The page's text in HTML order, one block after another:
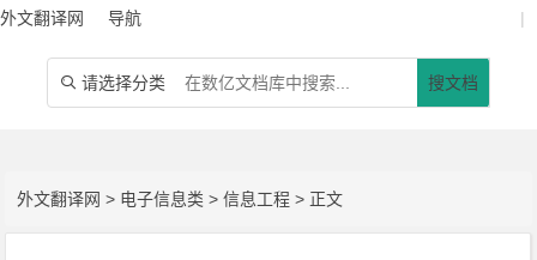
外文翻译网 导航 |
 请选择分类 搜文档
外文翻译网 > 电子信息类 >信息工程 > 正文